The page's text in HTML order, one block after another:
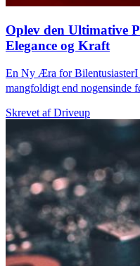
Oplev den Ultimative
Elegance og Kraft
En Ny Æra for BilentusiasterI
mangfoldigt end nogensinde
Skrevet afDriveup